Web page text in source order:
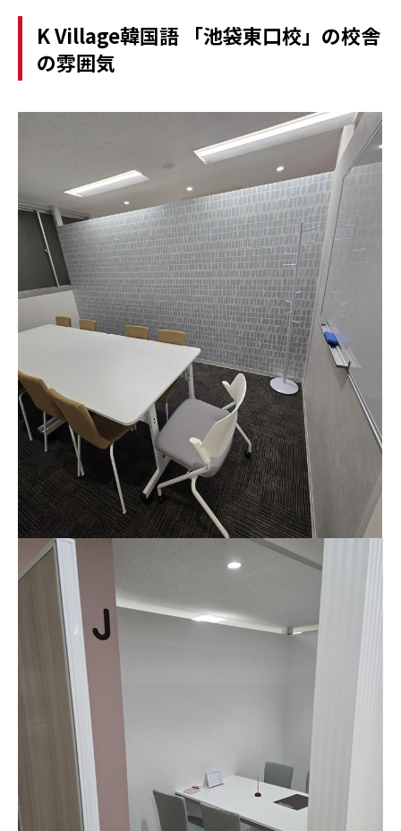
K Village韓国語 「池袋東口校」の校舎
の雰囲気